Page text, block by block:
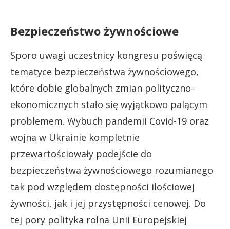
Bezpieczeństwo żywnościowe
Sporo uwagi uczestnicy kongresu poświęcą
tematyce bezpieczeństwa żywnościowego,
które dobie globalnych zmian polityczno-
ekonomicznych stało się wyjątkowo palącym
problemem. Wybuch pandemii Covid-19 oraz
wojna w Ukrainie kompletnie
przewartościowały podejście do
bezpieczeństwa żywnościowego rozumianego
tak pod względem dostępności ilościowej
żywności, jak i jej przystępności cenowej. Do
tej pory polityka rolna Unii Europejskiej